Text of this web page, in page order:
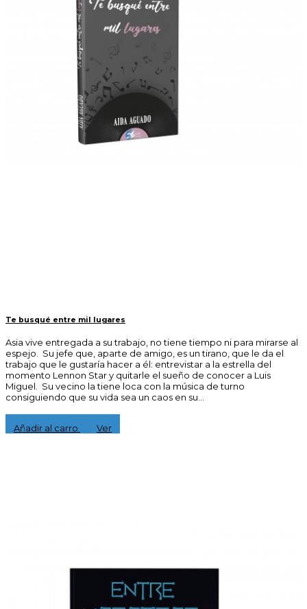
Te busqué entre mil lugares
Asia vive entregada a su trabajo, no tiene tiempo ni para mirarse al
espejo. Su jefe que, aparte de amigo, es un tirano, que le da el
trabajo que le gustaría hacer a él: entrevistar a la estrella del
momento Lennon Star y quitarle el sueño de conocer a Luis
Miguel. Su vecino la tiene loca con la música de turno
consiguiendo que su vida sea un caos en su...
15,00 €
Añadir al carro
Ver